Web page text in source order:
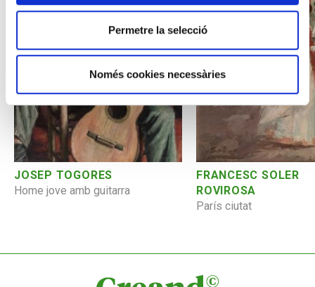
Permetre la selecció
Només cookies necessàries
JOSEP TOGORES
Home jove amb guitarra
FRANCESC SOLER
ROVIROSA
París ciutat